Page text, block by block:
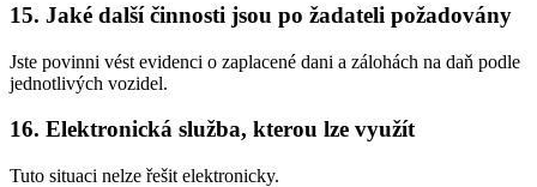
15. Jaké další činnosti jsou po žadateli požadovány
Jste povinni vést evidenci o zaplacené dani a zálohách na daň podle
jednotlivých vozidel.
16. Elektronická služba, kterou lze využít
Tuto situaci nelze řešit elektronicky.